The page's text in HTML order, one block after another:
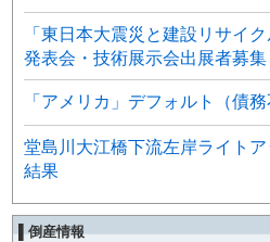
「東日本大震災と建設リサイ
発表会・技術展示会出展者募集
「アメリカ」デフォルト（債
堂島川大江橋下流左岸ライト
結果
▌倒産情報